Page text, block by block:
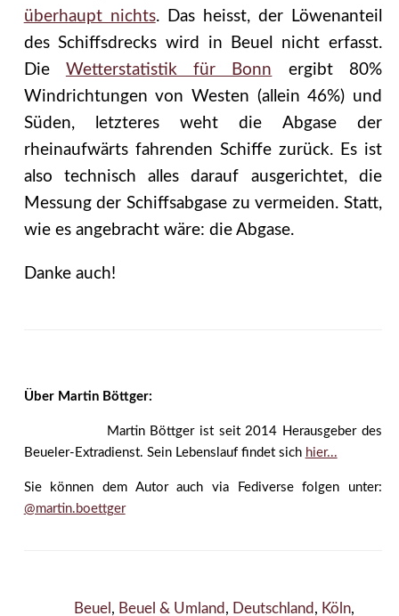
überhaupt nichts. Das heisst, der Löwenanteil
des Schiffsdrecks wird in Beuel nicht erfasst.
Die Wetterstatistik für Bonn ergibt 80%
Windrichtungen von Westen (allein 46%) und
Süden, letzteres weht die Abgase der
rheinaufwärts fahrenden Schiffe zurück. Es ist
also technisch alles darauf ausgerichtet, die
Messung der Schiffsabgase zu vermeiden. Statt,
wie es angebracht wäre: die Abgase.
Danke auch!
Über Martin Böttger:
Martin Böttger ist seit 2014 Herausgeber des
Beueler-Extradienst. Sein Lebenslauf findet sich hier...
Sie können dem Autor auch via Fediverse folgen unter:
@martin.boettger
Beuel , Beuel & Umland , Deutschland , Köln,